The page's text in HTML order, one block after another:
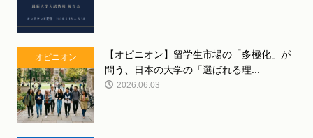
オピニオン
【オピニオン】留学生市場の「多極化」が
問う、日本の大学の「選ばれる理...
2026.06.03